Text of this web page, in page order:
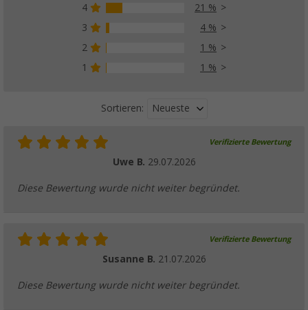
4
21 %
3
4 %
2
1 %
1
1 %
Sortieren: Neueste
Verifizierte Bewertung
Uwe B. 29.07.2026
Diese Bewertung wurde nicht weiter begründet.
Verifizierte Bewertung
Susanne B. 21.07.2026
Diese Bewertung wurde nicht weiter begründet.